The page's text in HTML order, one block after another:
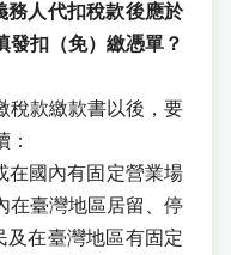
務人代扣稅款後應於
發扣（免）繳憑單？
稅款繳款書以後，要
在國內有固定營業場
在臺灣地區居留、停
及在臺灣地區有固定